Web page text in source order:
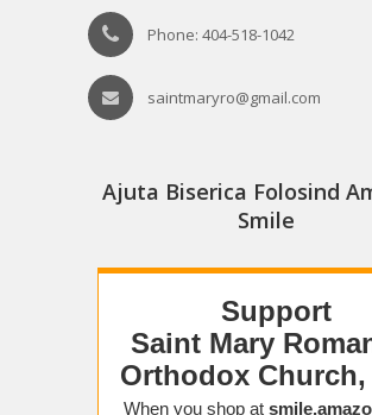
Phone: 404-518-1042
saintmaryro@gmail.com
Ajuta Biserica Folosind
Smile